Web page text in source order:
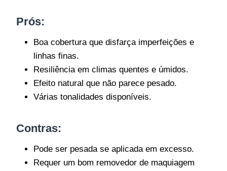
Prós:
Boa cobertura que disfarça imperfeições e
linhas finas.
Resiliência em climas quentes e úmidos.
Efeito natural que não parece pesado.
Várias tonalidades disponíveis.
Contras:
Pode ser pesada se aplicada em excesso.
Requer um bom removedor de maquiagem